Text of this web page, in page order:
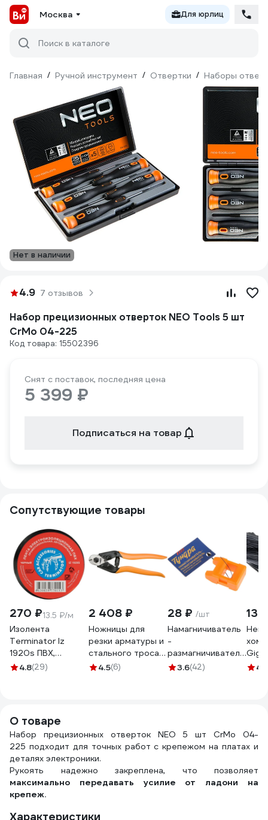
Москва Для юрлиц
Поиск в каталоге
Главная / Ручной инструмент / Отвертки / Наборы
Нет в наличии
4.9 7 отзывов
Набор прецизионных отверток NEO Tools 5 шт
CrMo 04-225
Код товара: 15502396
Снят с поставок, последняя цена
5 399 ₽
Подписаться на товар
Сопутствующие товары
270 ₽13.5 ₽/м
Изолента
Terminator Iz
1920s ПВХ,
черная,
4.8(29)
2 408 ₽
Ножницы для
резки арматуры и
стального троса
NEO Tools 190 мм
4.5(6)
28 ₽ /шт
Намагничиватель
-
размагничиватель
ТУНДРА для
3.6(42) 4.2
О товаре
Набор прецизионных отверток NEO 5 шт CrMo 04-
225 подходит для точных работ с крепежом на платах и
деталях электроники.
Рукоять надежно закреплена, что позволяет
максимально передавать усилие от ладони на
крепеж.
Характеристики